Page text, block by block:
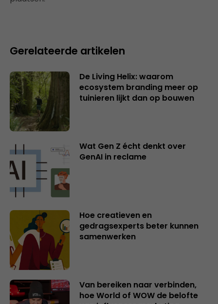
Gerelateerde artikelen
De Living Helix: waarom
ecosystem branding meer op
tuinieren lijkt dan op bouwen
Wat Gen Z écht denkt over
GenAI in reclame
Hoe creatieven en
gedragsexperts beter kunnen
samenwerken
Van bereiken naar verbinden,
hoe World of WOW de belofte